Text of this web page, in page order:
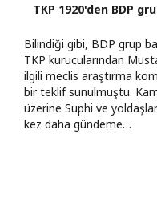
TKP 1920'den BDP
Bilindiği gibi, BDP grup
TKP kurucularından
ilgili meclis araştırma
bir teklif sunulmuştu.
üzerine Suphi ve
kez daha gündeme…